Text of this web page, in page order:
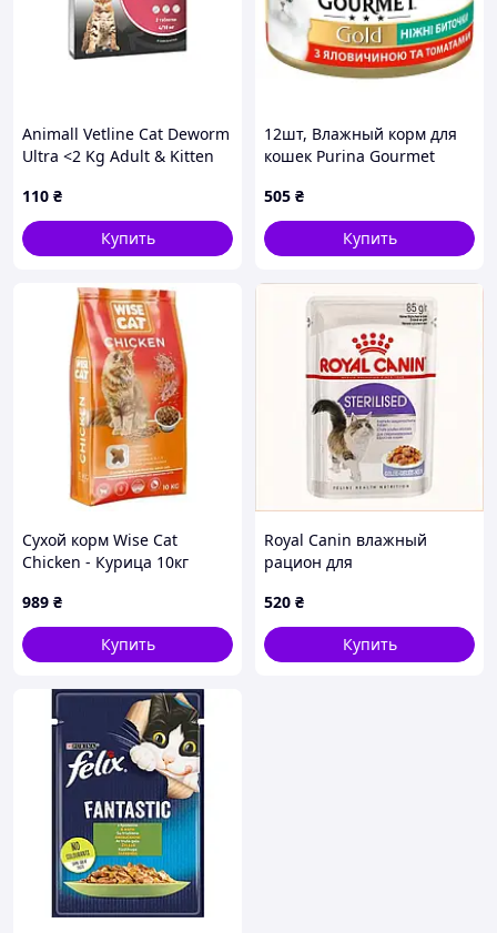
Animall Vetline Cat Deworm
Ultra <2 Kg Adult & Kitten
котов и котят весом до 2 кг
антигельминтные 1 шт.
110 ₴
Купить
12шт, Влажный корм для
кошек Purina Gourmet
говядиной и томатами 85 г
(7613035442474)
505 ₴
Купить
Сухой корм Wise Cat
Chicken - Курица 10кг
989 ₴
Купить
Royal Canin влажный
рацион для
паштет 885157AC8
520 ₴
Купить